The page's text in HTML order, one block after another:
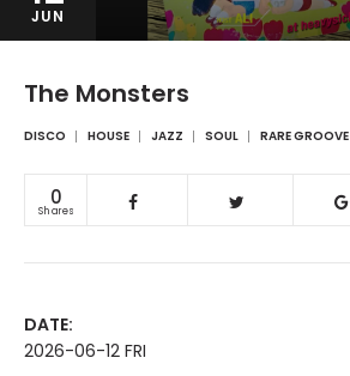
JUN
The Monsters
DISCO HOUSE JAZZ SOUL RARE GROOVE
0
Shares
DATE:
2026-06-12 FRI